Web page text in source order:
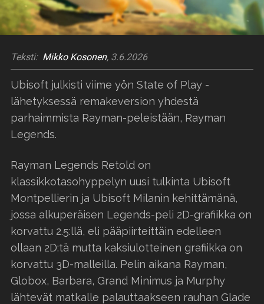
Teksti: Mikko Kosonen, 3.6.2026
Ubisoft julkisti viime yön State of Play -
lähetyksessä remakeversion yhdestä
parhaimmista Rayman-peleistään, Rayman
Legends.
Rayman Legends Retold on
klassikkotasohyppelyn uusi tulkinta Ubisoft
Montpellierin ja Ubisoft Milanin kehittämänä,
jossa alkuperäisen Legends-peli 2D-grafiikka on
korvattu 2.5:llä, eli pääpiirteittäin edelleen
ollaan 2D:tä mutta kaksiulotteinen grafiikka on
korvattu 3D-malleilla. Pelin aikana Rayman,
Globox, Barbara, Grand Minimus ja Murphy
lähtevät matkalle palauttaakseen rauhan Glade